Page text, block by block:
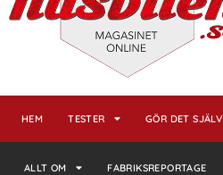
HEM TESTER GÖR DET SJÄLV
ALLT OM FABRIKSREPORTAGE